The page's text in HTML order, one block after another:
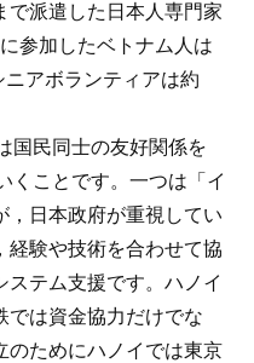
で派遣した日本人専門家
参加したベトナム人は
アボランティアは約
国民同士の友好関係を
くことです。一つは「イ
，日本政府が重視してい
経験や技術を合わせて協
ステム支援です。ハノイ
では資金協力だけでな
のためにハノイでは東京